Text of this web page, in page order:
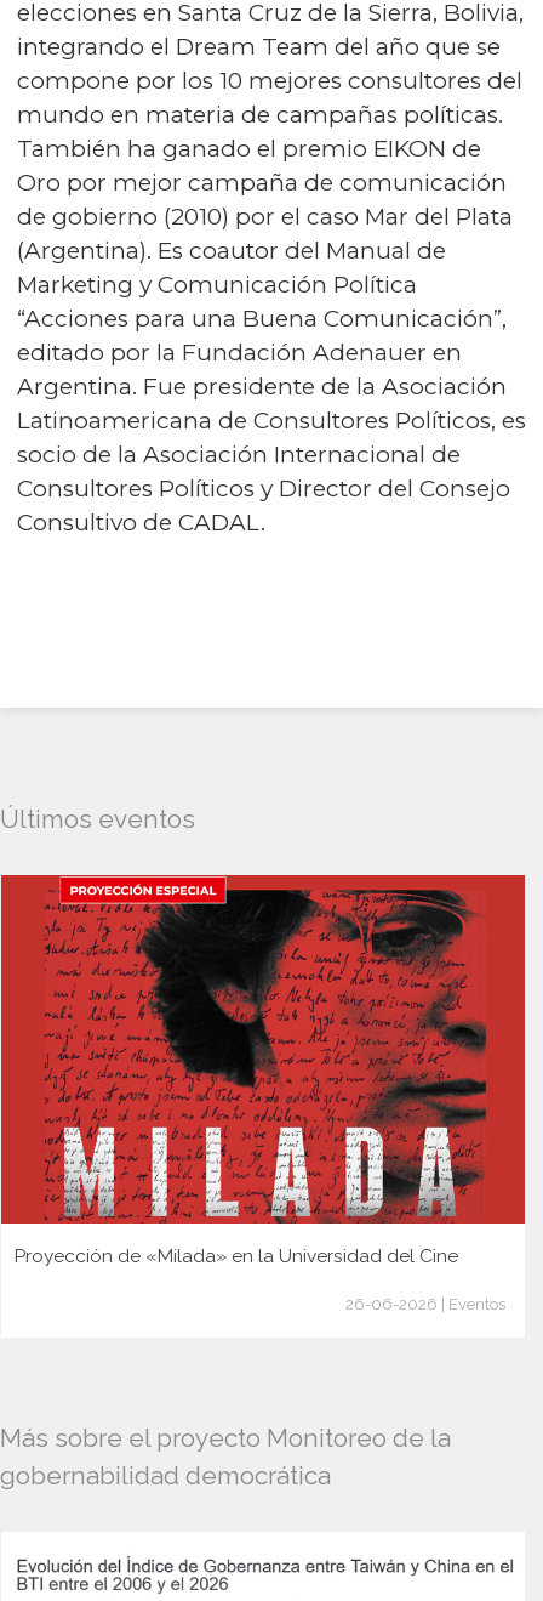
elecciones en Santa Cruz de la Sierra, Bolivia,
integrando el Dream Team del año que se
compone por los 10 mejores consultores del
mundo en materia de campañas políticas.
También ha ganado el premio EIKON de
Oro por mejor campaña de comunicación
de gobierno (2010) por el caso Mar del Plata
(Argentina). Es coautor del Manual de
Marketing y Comunicación Política
“Acciones para una Buena Comunicación”,
editado por la Fundación Adenauer en
Argentina. Fue presidente de la Asociación
Latinoamericana de Consultores Políticos, es
socio de la Asociación Internacional de
Consultores Políticos y Director del Consejo
Consultivo de CADAL.
Últimos eventos
Proyección de «Milada» en la Universidad del Cine
26-06-2026 | Eventos
Más sobre el proyecto Monitoreo de la
gobernabilidad democrática